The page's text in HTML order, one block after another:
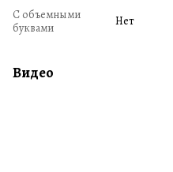
С объемными
буквами
Нет
Видео